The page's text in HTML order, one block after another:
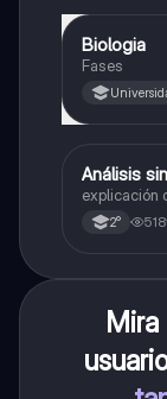
Biología
Biologia
Fases
Lengua
Análisis
explicación
2° 518